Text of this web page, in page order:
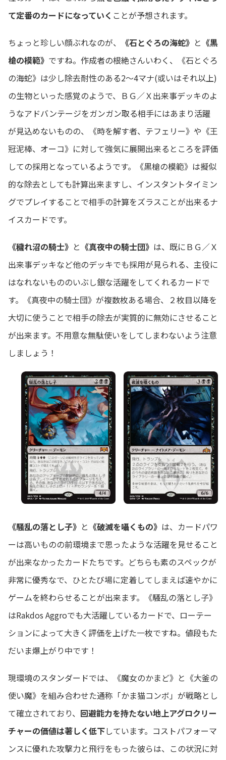
て定番のカードになっていく ことが予想されます。
ちょっと珍しい顔ぶれなのが、 《石とぐろの海蛇》 と 《黒
槍の模範》 ですね。作成者の根絶さんいわく、《石とぐろ
の海蛇》は少し除去耐性のある2～4マナ(或いはそれ以上)
の生物といった感覚のようで、ＢＧ／Ｘ出来事デッキのよ
うなアドバンテージをガンガン取る相手にはあまり活躍
が見込めないものの、《時を解す者、テフェリー》や《王
冠泥棒、オーコ》に対して強気に展開出来るところを評価
しての採用となっているようです。《黒槍の模範》は擬似
的な除去としても計算出来ますし、インスタントタイミン
グでプレイすることで相手の計算をズラスことが出来るナ
イスカードです。
《穢れ沼の騎士》 と 《真夜中の騎士団》 は、既にＢＧ／Ｘ
出来事デッキなど他のデッキでも採用が見られる、主役に
はなれないもののいぶし銀な活躍をしてくれるカードで
す。《真夜中の騎士団》が複数枚ある場合、２枚目以降を
大切に使うことで相手の除去が実質的に無効にさせること
が出来ます。不用意な無駄使いをしてしまわないよう注意
しましょう！
《騒乱の落とし子》 と 《破滅を囁くもの》 は、カードパワ
ーは高いものの前環境まで思ったような活躍を見せること
が出来なかったカードたちです。どちらも素のスペックが
非常に優秀なで、ひとたび場に定着してしまえば速やかに
ゲームを終わらせることが出来ます。《騒乱の落とし子》
はRakdos Aggroでも大活躍しているカードで、ローテー
ションによって大きく評価を上げた一枚ですね。値段もた
だいま爆上がり中です！
現環境のスタンダードでは、《魔女のかまど》と《大釜の
使い魔》を組み合わせた通称「かま猫コンボ」が戦略とし
て確立されており、 回避能力を持たない地上アグロクリー
チャーの価値は著しく低下しています。コストパフォーマ
ンスに優れた攻撃力と飛行をもった彼らは、この状況に対